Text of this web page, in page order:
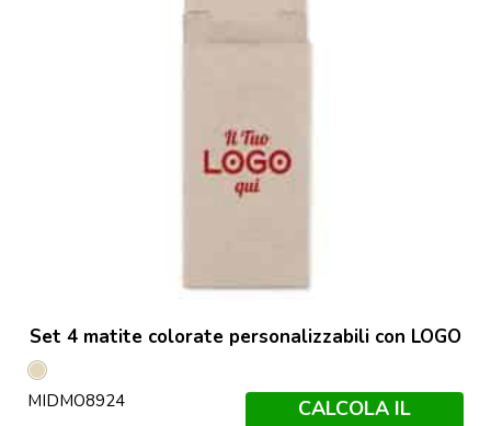
Set 4 matite colorate personalizzabili con LOGO
Beige
MIDMO8924
CALCOLA IL